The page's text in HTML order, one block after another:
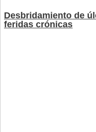
Desbridamiento de
feridas crónicas